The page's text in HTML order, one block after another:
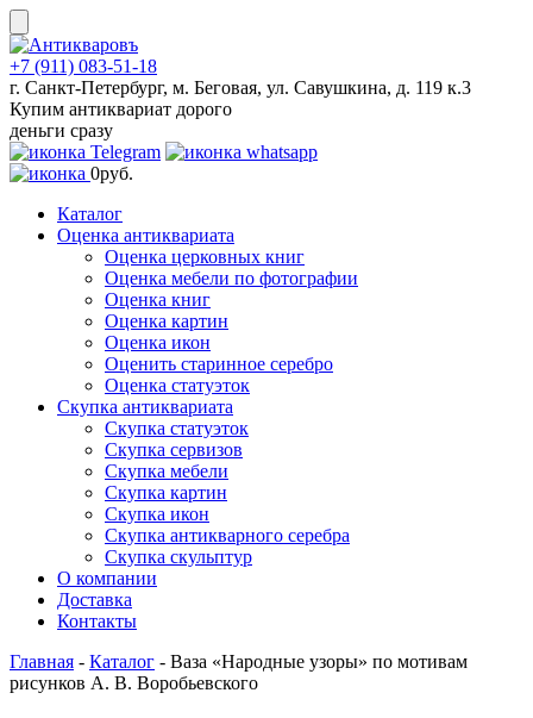
Skip
to
content
+7 (911) 083-51-18
г. Санкт-Петербург, м. Беговая, ул. Савушкина, д. 119 к.3
Купим антиквариат дорого
деньги сразу
0руб.
Каталог
Оценка антиквариата
Оценка церковных книг
Оценка мебели по фотографии
Оценка книг
Оценка картин
Оценка икон
Оценить старинное серебро
Оценка статуэток
Скупка антиквариата
Скупка статуэток
Скупка сервизов
Скупка мебели
Скупка картин
Скупка икон
Скупка антикварного серебра
Скупка скульптур
О компании
Доставка
Контакты
Главная - Каталог - Ваза «Народные узоры» по мотивам
рисунков А. В. Воробьевского